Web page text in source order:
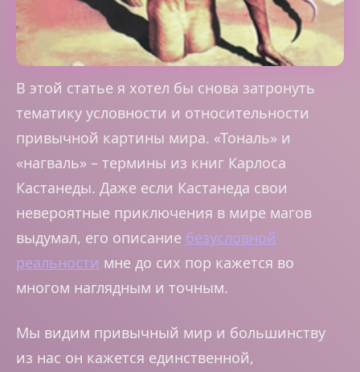
В этой статье я хотел бы снова затронуть
тематику условности и относительности
привычной картины мира. «Тональ» и
«нагваль» – термины из книг Карлоса
Кастанеды. Даже если Кастанеда свои
невероятные приключения в мире магов
выдумал, его описание безусловной
реальности мне до сих пор кажется во
многом наглядным и точным.
Мы видим привычный мир и большинству
из нас он кажется единственной,